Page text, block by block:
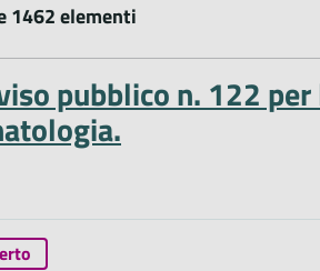
1462 elementi
pubblico n. 122